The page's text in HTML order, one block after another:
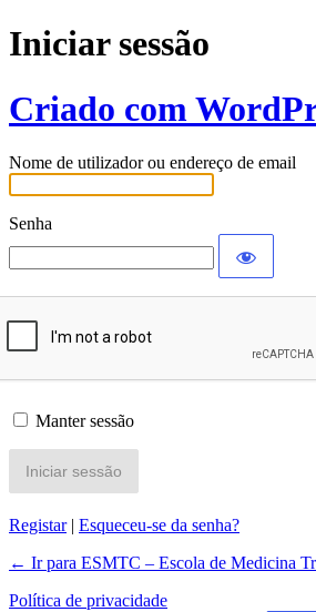
Iniciar sessão
Criado com
Nome de utilizador ou endereço de email
Senha
Manter sessão
Registar| Esqueceu-se da senha?
← Ir para ESMTC – Escola de Medicina
Política de privacidade